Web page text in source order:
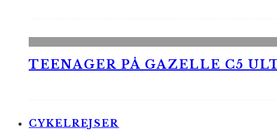
TEENAGER PÅ GAZELLE C5
CYKELREJSER